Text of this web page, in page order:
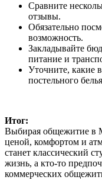
Сравните
отзывы.
Обязательно
возможность.
Закладывайте
питание и
Уточните, какие
постельного
Итог:
Выбирая общежитие в
ценой, комфортом и
станет классический
жизнь, а кто-то
коммерческих